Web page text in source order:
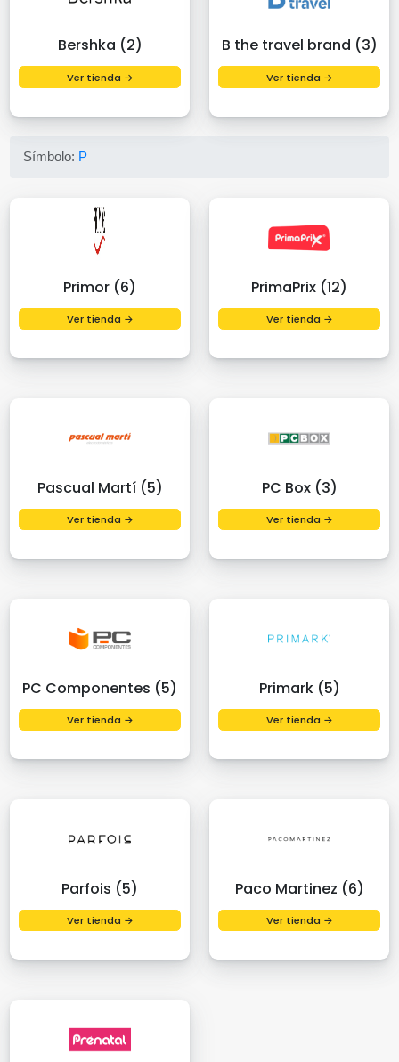
Bershka (2)
Ver tienda →
B the travel brand (3)
Ver tienda →
Símbolo: P
Primor (6)
Ver tienda →
PrimaPrix (12)
Ver tienda →
Pascual Martí (5)
Ver tienda →
PC Box (3)
Ver tienda →
PC Componentes (5)
Ver tienda →
Primark (5)
Ver tienda →
Parfois (5)
Ver tienda →
Paco Martinez (6)
Ver tienda →